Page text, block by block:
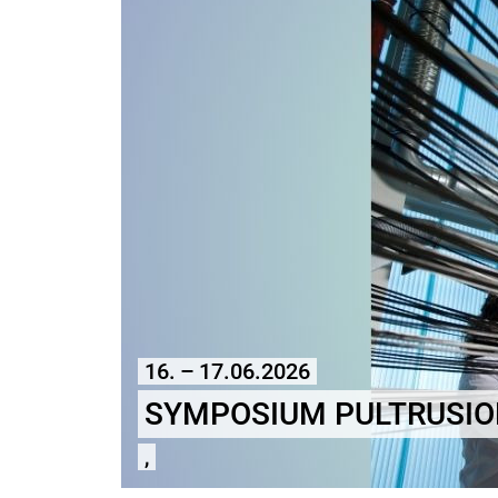
16. – 17.06.2026
SYMPOSIUM
,